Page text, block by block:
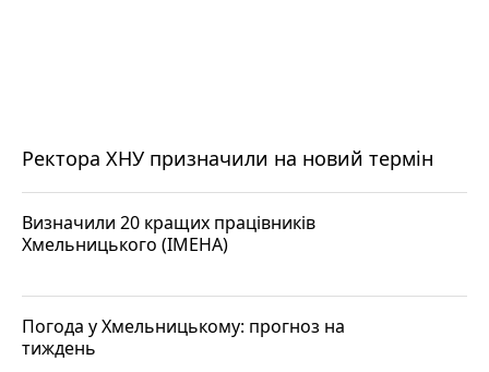
Ректора ХНУ призначили на новий термін
Визначили 20 кращих працівників
Хмельницького (ІМЕНА)
Погода у Хмельницькому: прогноз на
тиждень